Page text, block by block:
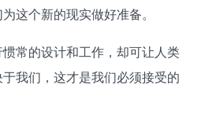
这个新的现实做好准备。
常的设计和工作，却可让人类
我们，这才是我们必须接受的